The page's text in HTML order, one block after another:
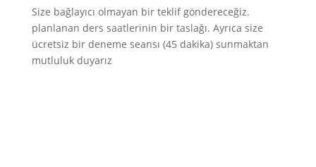
Size bağlayıcı olmayan bir teklif göndereceğiz.
planlanan ders saatlerinin bir taslağı. Ayrıca size
ücretsiz bir deneme seansı (45 dakika) sunmaktan
mutluluk duyarız